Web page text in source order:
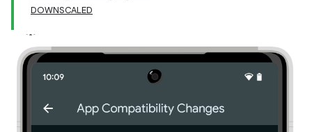
DOWNSCALED